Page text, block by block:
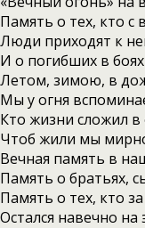
Память о тех, кто с
Люди приходят к
И о погибших в
Летом, зимою, в
Мы у огня
Кто жизни сложил
Чтоб жили мы
Вечная память в
Память о братьях,
Память о тех, кто
Остался навечно на